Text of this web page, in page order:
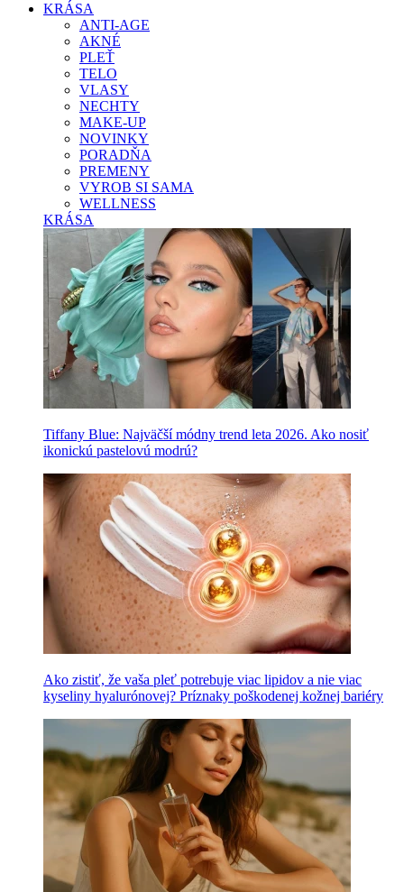
KRÁSA
ANTI-AGE
AKNÉ
PLEŤ
TELO
VLASY
NECHTY
MAKE-UP
NOVINKY
PORADŇA
PREMENY
VYROB SI SAMA
WELLNESS
KRÁSA
Tiffany Blue: Najväčší módny trend leta 2026. Ako nosiť
ikonickú pastelovú modrú?
Ako zistiť, že vaša pleť potrebuje viac lipidov a nie viac
kyseliny hyalurónovej? Príznaky poškodenej kožnej bariéry